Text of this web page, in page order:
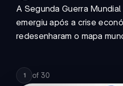
A Segunda Guerra
emergiu após a crise
redesenharam o mapa
1 of 30